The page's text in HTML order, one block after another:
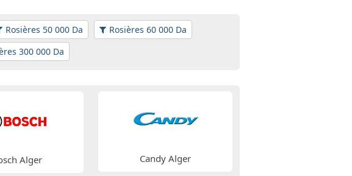
Rosières 50 000 Da
Rosières 60 000 Da
300 000 Da
Alger Candy Alger